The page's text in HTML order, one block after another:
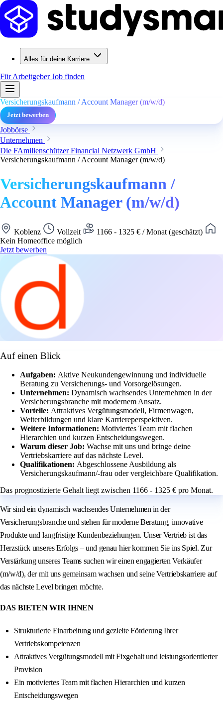
Alles für deine Karriere
Für ArbeitgeberJob finden
Versicherungskaufmann / Account Manager (m/w/d)
Jetzt bewerben
Jobbörse
Unternehmen
Die FAmilienschützer Financial Netzwerk GmbH
Versicherungskaufmann / Account Manager (m/w/d)
Versicherungskaufmann /
Account Manager (m/w/d)
Koblenz Vollzeit
1166 - 1325 € / Monat (geschätzt)
Kein Homeoffice möglich
Jetzt bewerben
Auf einen Blick
Aufgaben: Aktive Neukundengewinnung und individuelle
Beratung zu Versicherungs- und Vorsorgelösungen.
Unternehmen: Dynamisch wachsendes Unternehmen in der
Versicherungsbranche mit modernem Ansatz.
Vorteile: Attraktives Vergütungsmodell, Firmenwagen,
Weiterbildungen und klare Karriereperspektiven.
Weitere Informationen: Motiviertes Team mit flachen
Hierarchien und kurzen Entscheidungswegen.
Warum dieser Job: Wachse mit uns und bringe deine
Vertriebskarriere auf das nächste Level.
Qualifikationen: Abgeschlossene Ausbildung als
Versicherungskaufmann/-frau oder vergleichbare Qualifikation.
Das prognostizierte Gehalt liegt zwischen 1166 - 1325 € pro Monat.
Wir sind ein dynamisch wachsendes Unternehmen in der
Versicherungsbranche und stehen für moderne Beratung, innovative
Produkte und langfristige Kundenbeziehungen. Unser Vertrieb ist das
Herzstück unseres Erfolgs – und genau hier kommen Sie ins Spiel. Zur
Verstärkung unseres Teams suchen wir einen engagierten Verkäufer
(m/w/d), der mit uns gemeinsam wachsen und seine Vertriebskarriere auf
das nächste Level bringen möchte.
DAS BIETEN WIR IHNEN
Strukturierte Einarbeitung und gezielte Förderung Ihrer
Vertriebskompetenzen
Attraktives Vergütungsmodell mit Fixgehalt und leistungsorientierter
Provision
Ein motiviertes Team mit flachen Hierarchien und kurzen
Entscheidungswegen